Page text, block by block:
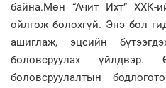
байна.Мөн “Ачит Ихт” ХХК-
ойлгож болохгүй. Энэ бол
ашиглаж, эцсийн
боловсруулах үйлдвэр.
боловсруулалтын